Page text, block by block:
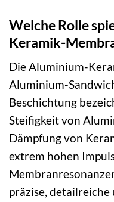
Welche Rolle
Keramik-
Die Aluminium-
Aluminium-
Beschichtung
Steifigkeit von
Dämpfung von
extrem hohen
präzise, detailreiche